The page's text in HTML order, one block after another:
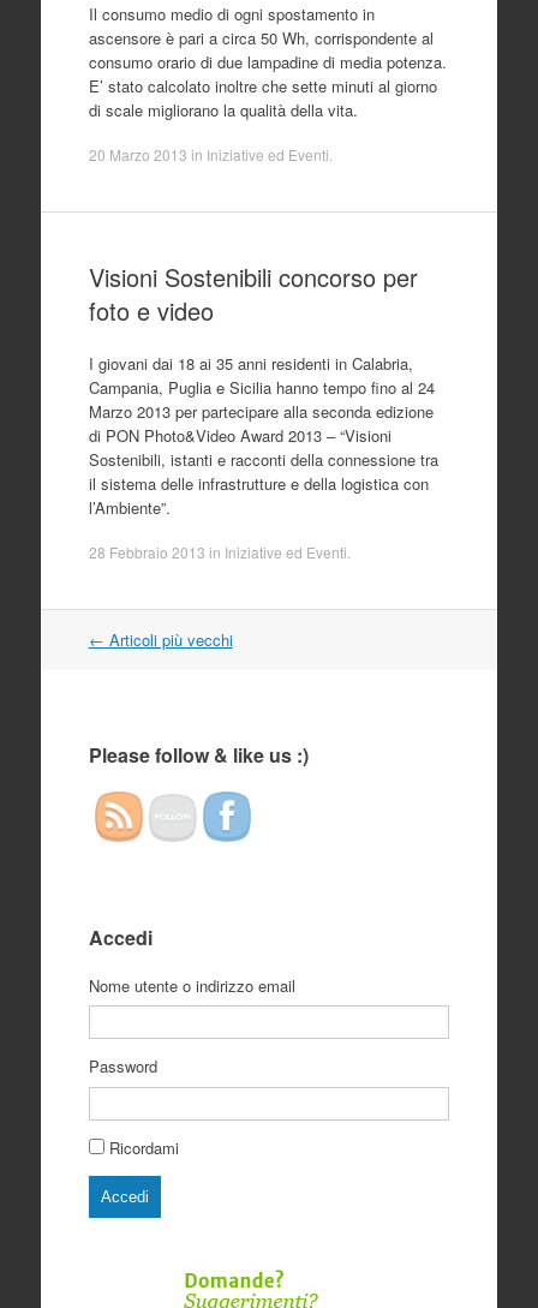
Il consumo medio di ogni spostamento in
ascensore è pari a circa 50 Wh, corrispondente al
consumo orario di due lampadine di media potenza.
E’ stato calcolato inoltre che sette minuti al giorno
di scale migliorano la qualità della vita.
20 Marzo 2013 in Iniziative ed Eventi
Visioni Sostenibili concorso per
foto e video
I giovani dai 18 ai 35 anni residenti in Calabria,
Campania, Puglia e Sicilia hanno tempo fino al 24
Marzo 2013 per partecipare alla seconda edizione
di PON Photo&Video Award 2013 – “Visioni
Sostenibili, istanti e racconti della connessione tra
il sistema delle infrastrutture e della logistica con
l’Ambiente”.
28 Febbraio 2013 in Iniziative ed Eventi
Navigazione
← Articoli più vecchi
Please follow & like us :)
Accedi
Nome utente o indirizzo email
Password
Ricordami
Accedi